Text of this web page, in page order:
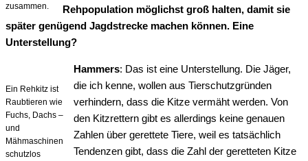
zusammen.
Rehpopulation möglichst groß halten, damit sie
später genügend Jagdstrecke machen können. Eine
Unterstellung?
Ein Rehkitz ist
Raubtieren wie
Fuchs, Dachs –
und
Mähmaschinen
schutzlos
Hammers: Das ist eine Unterstellung. Die Jäger,
die ich kenne, wollen aus Tierschutzgründen
verhindern, dass die Kitze vermäht werden. Von
den Kitzrettern gibt es allerdings keine genauen
Zahlen über gerettete Tiere, weil es tatsächlich
Tendenzen gibt, dass die Zahl der geretteten Kitze